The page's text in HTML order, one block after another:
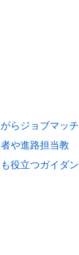
らジョブマッチ
や進路担当教
役立つガイダン